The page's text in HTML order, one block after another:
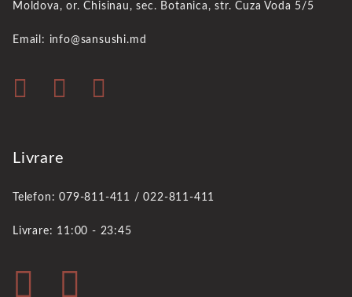
Moldova, or. Chisinau, sec. Botanica, str. Cuza Voda 5/5
Email: info@sansushi.md
Livrare
Telefon: 079-811-411 / 022-811-411
Livrare: 11:00 - 23:45